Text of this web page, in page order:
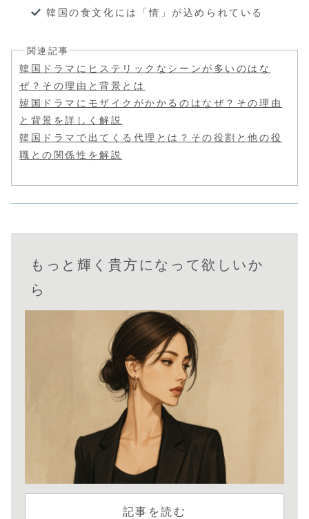
韓国の食文化には「情」が込められている
関連記事
韓国ドラマにヒステリックなシーンが多いのはな
ぜ？その理由と背景とは
韓国ドラマにモザイクがかかるのはなぜ？その理由
と背景を詳しく解説
韓国ドラマで出てくる代理とは？その役割と他の役
職との関係性を解説
もっと輝く貴方になって欲しいか
ら
記事を読む